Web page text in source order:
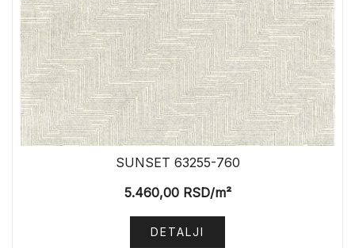
SUNSET 63255-760
5.460,00RSD/m²
DETALJI